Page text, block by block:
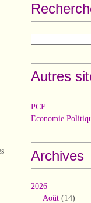
Autres
PCF
Economie
Archives
2026
Août (14)